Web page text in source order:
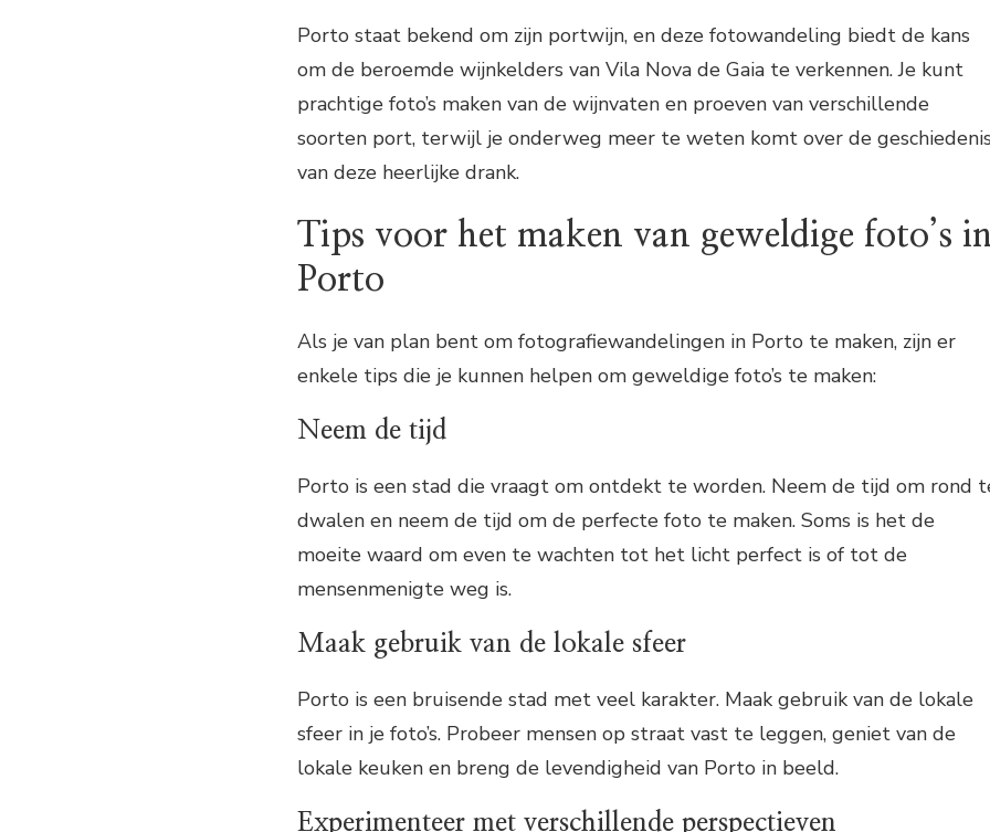
Porto staat bekend om zijn portwijn, en deze fotowandeling biedt de kans
om de beroemde wijnkelders van Vila Nova de Gaia te verkennen. Je kunt
prachtige foto’s maken van de wijnvaten en proeven van verschillende
soorten port, terwijl je onderweg meer te weten komt over de
van deze heerlijke drank.
Tips voor het maken van geweldige foto’s
Porto
Als je van plan bent om fotografiewandelingen in Porto te maken, zijn er
enkele tips die je kunnen helpen om geweldige foto’s te maken:
Neem de tijd
Porto is een stad die vraagt om ontdekt te worden. Neem de tijd om rond
dwalen en neem de tijd om de perfecte foto te maken. Soms is het de
moeite waard om even te wachten tot het licht perfect is of tot de
mensenmenigte weg is.
Maak gebruik van de lokale sfeer
Porto is een bruisende stad met veel karakter. Maak gebruik van de lokale
sfeer in je foto’s. Probeer mensen op straat vast te leggen, geniet van de
lokale keuken en breng de levendigheid van Porto in beeld.
Experimenteer met verschillende perspectieven